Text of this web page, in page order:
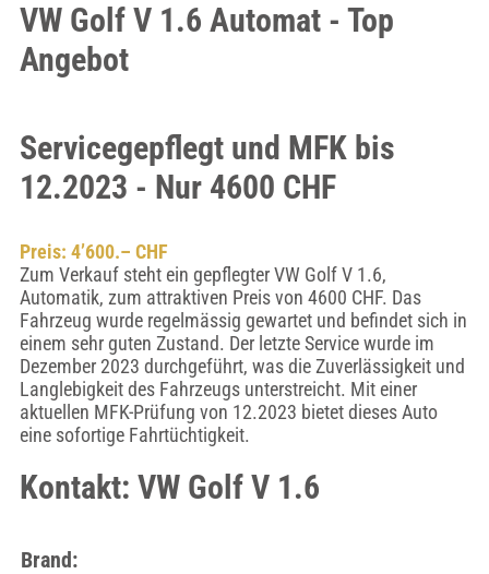
VW Golf V 1.6 Automat - Top
Angebot
Servicegepflegt und MFK bis
12.2023 - Nur 4600 CHF
Preis: 4’600.– CHF
Zum Verkauf steht ein gepflegter VW Golf V 1.6,
Automatik, zum attraktiven Preis von 4600 CHF. Das
Fahrzeug wurde regelmässig gewartet und befindet sich in
einem sehr guten Zustand. Der letzte Service wurde im
Dezember 2023 durchgeführt, was die Zuverlässigkeit und
Langlebigkeit des Fahrzeugs unterstreicht. Mit einer
aktuellen MFK-Prüfung von 12.2023 bietet dieses Auto
eine sofortige Fahrtüchtigkeit.
Kontakt: VW Golf V 1.6
Brand: